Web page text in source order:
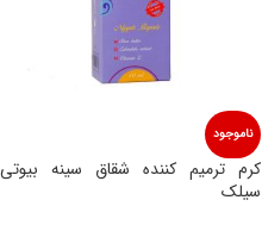
ناموجود
کرم ترمیم کننده شقاق سینه بیوتی
سیلک